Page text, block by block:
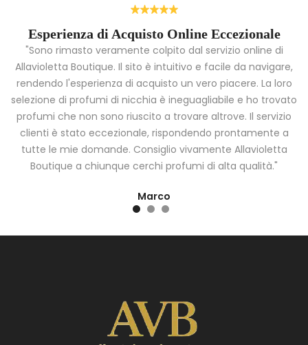
di Acquisto Online Eccezionale
veramente colpito dal servizio online di
Il sito è intuitivo e facile da navigare,
di acquisto un vero piacere. La loro
di nicchia è ineguagliabile e ho trovato
sono riuscito a trovare altrove. Il servizio
rispondendo prontamente a
Consiglio vivamente Allavioletta
cerchi profumi di alta qualità."
Profumi di
"Ho
rimasta estasiata
profumo
l'esperienza di
lo staff è stato
aiutandomi a
vedo